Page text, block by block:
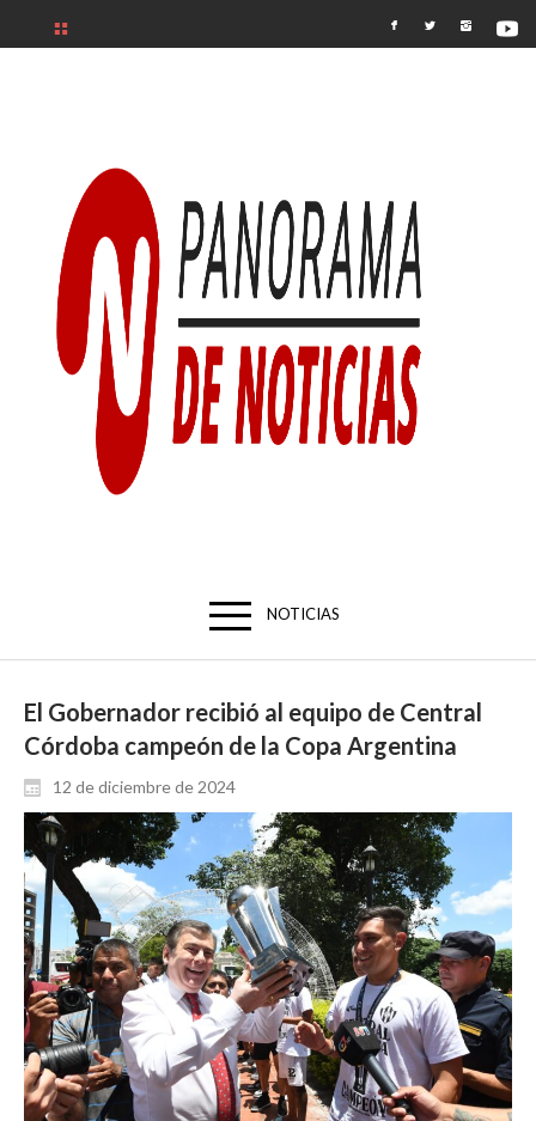
NOTICIAS
El Gobernador recibió al equipo de Central
Córdoba campeón de la Copa Argentina
12 de diciembre de 2024